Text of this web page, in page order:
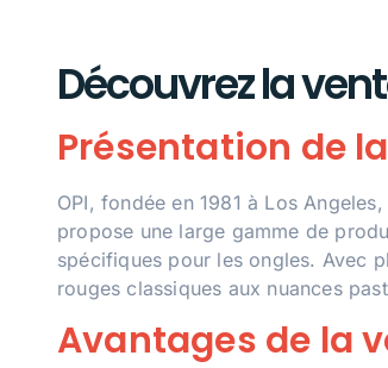
Découvrez la
Présentation de
OPI, fondée en 1981 à Los
propose une large gamme de
spécifiques pour les ongles. Avec
rouges classiques aux nuances
Avantages de la